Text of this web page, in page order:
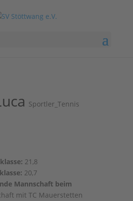
Sportler_Tennis
21,8
20,7
Mannschaft beim
mit TC Mauerstetten